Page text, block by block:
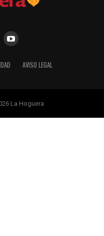
AVISO LEGAL
La Hoguera